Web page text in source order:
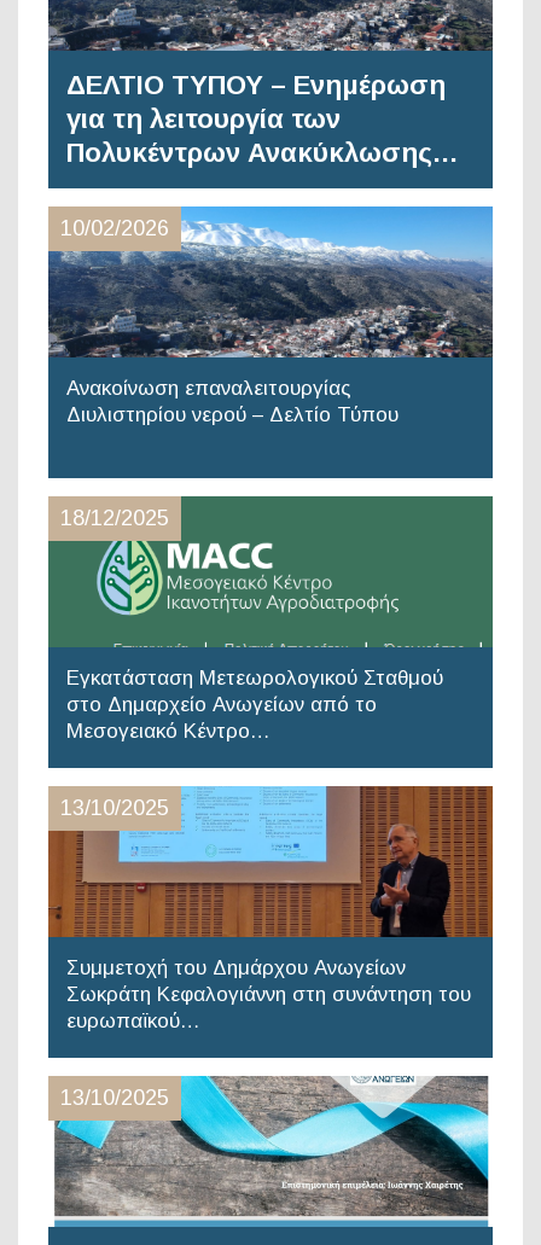
ΔΕΛΤΙΟ ΤΥΠΟΥ – Ενημέρωση
για τη λειτουργία των
Πολυκέντρων Ανακύκλωσης…
10/02/2026
Ανακοίνωση επαναλειτουργίας
Διυλιστηρίου νερού – Δελτίο Τύπου
18/12/2025
Εγκατάσταση Μετεωρολογικού Σταθμού
στο Δημαρχείο Ανωγείων από το
Μεσογειακό Κέντρο…
13/10/2025
Συμμετοχή του Δημάρχου Ανωγείων
Σωκράτη Κεφαλογιάννη στη συνάντηση του
ευρωπαϊκού…
13/10/2025